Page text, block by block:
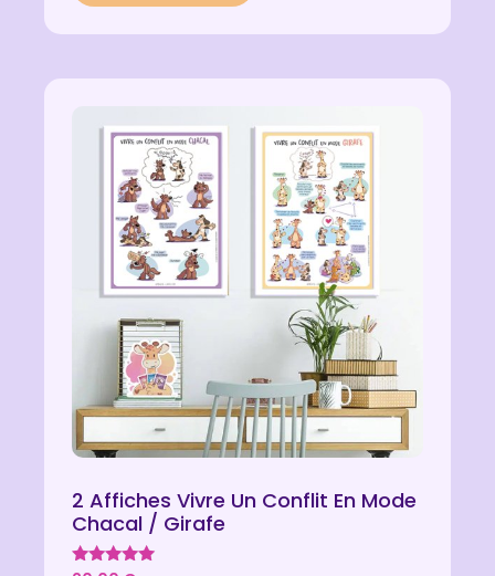
2 Affiches Vivre Un Conflit En Mode
Chacal / Girafe